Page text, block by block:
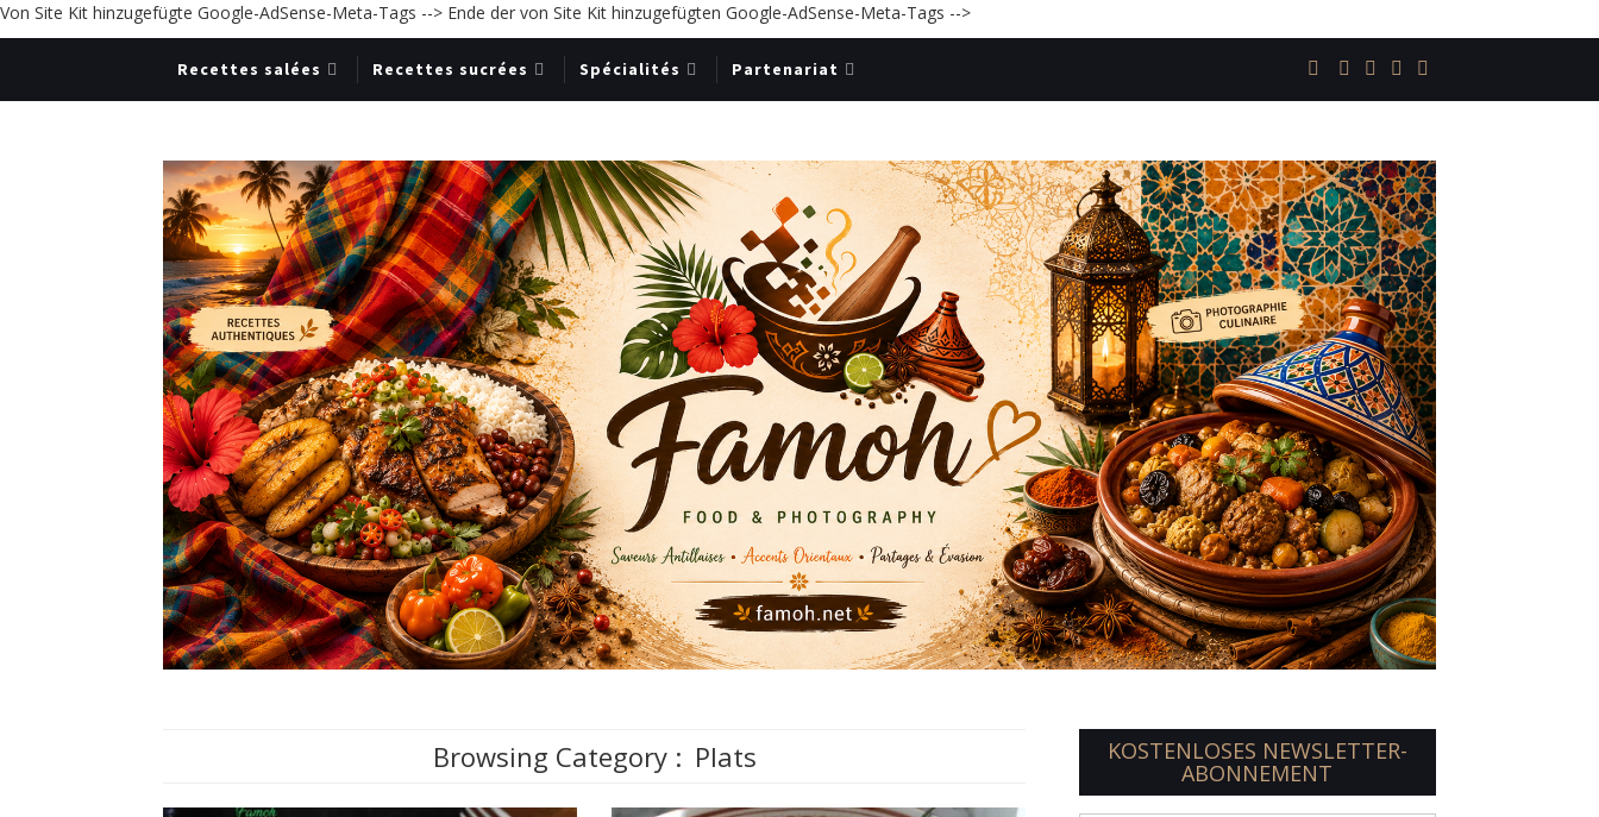
Von Site Kit hinzugefügte Google-AdSense-Meta-Tags --> Ende der von Site Kit hinzugefügten Google-AdSense-Meta-Tags -->
Recettes salées Recettes sucrées Spécialités Partenariat
Browsing Category : Plats KOSTENLOSES NEWSLETTER-
ABONNEMENT